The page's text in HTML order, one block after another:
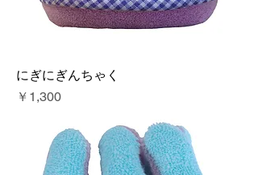
にぎにぎんちゃく
価格
￥1,300